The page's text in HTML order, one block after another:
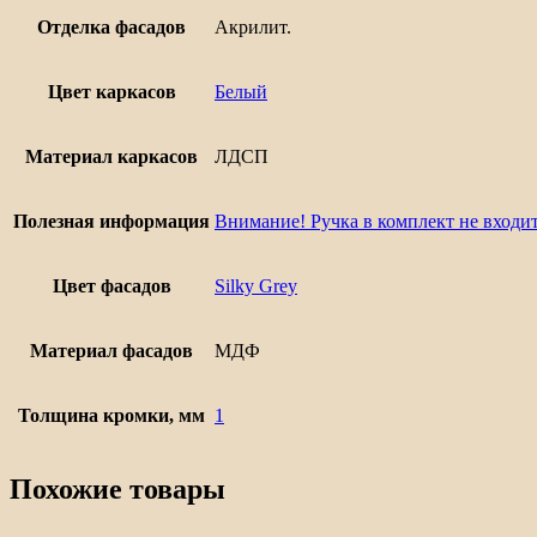
Отделка фасадов Акрилит.
Цвет каркасов Белый
Материал каркасов ЛДСП
Полезная информация Внимание! Ручка в комплект не
Цвет фасадов Silky Grey
Материал фасадов МДФ
Толщина кромки, мм 1
Похожие товары